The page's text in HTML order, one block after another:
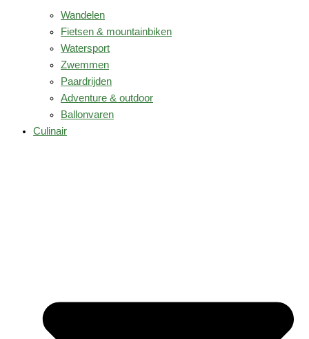
Wandelen
Fietsen & mountainbiken
Watersport
Zwemmen
Paardrijden
Adventure & outdoor
Ballonvaren
Culinair